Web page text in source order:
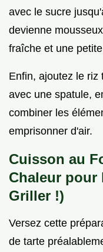
avec le sucre
devienne
fraîche et une
Enfin, ajoutez le riz
avec une spatule,
combiner les
emprisonner d'air.
Cuisson au
Chaleur pour
Griller !)
Versez cette
de tarte